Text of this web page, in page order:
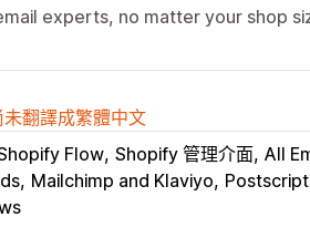
experts, no matter your shop
翻譯成繁體中文
Flow Shopify 管理介面 All
Mailchimp and Klaviyo